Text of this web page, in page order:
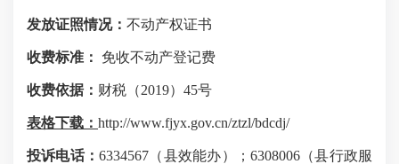
发放证照情况： 不动产权证书
收费标准： 免收不动产登记费
收费依据： 财税（2019）45号
表格下载： http://www.fjyx.gov.cn/ztzl/bdcdj/
投诉电话：6334567 （县效能办）； 6308006（县行政服